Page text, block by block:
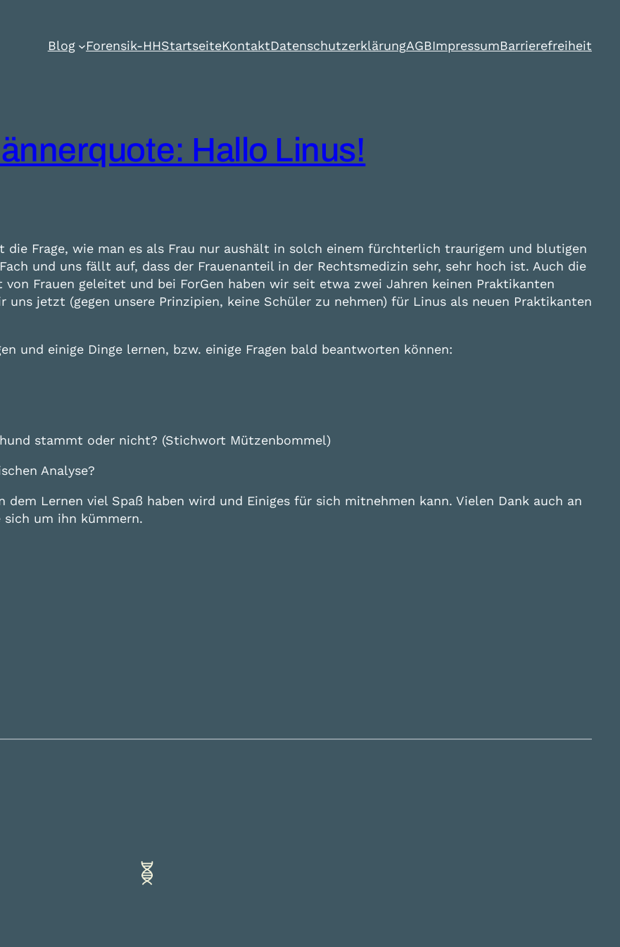
Blog Forensik-HHStartseiteKontaktDatenschutzerklärungAGBImpressumBarrierefreiheit
Hallo Linus!
Frage, wie man es als Frau nur aushält in solch einem fürchterlich traurigem und blutigen
und uns fällt auf, dass der Frauenanteil in der Rechtsmedizin sehr, sehr hoch ist. Auch die
Frauen geleitet und bei ForGen haben wir seit etwa zwei Jahren keinen Praktikanten
jetzt (gegen unsere Prinzipien, keine Schüler zu nehmen) für Linus als neuen Praktikanten
und einige Dinge lernen, bzw. einige Fragen bald beantworten können:
stammt oder nicht? (Stichwort Mützenbommel)
Analyse?
Lernen viel Spaß haben wird und Einiges für sich mitnehmen kann. Vielen Dank auch an
um ihn kümmern.